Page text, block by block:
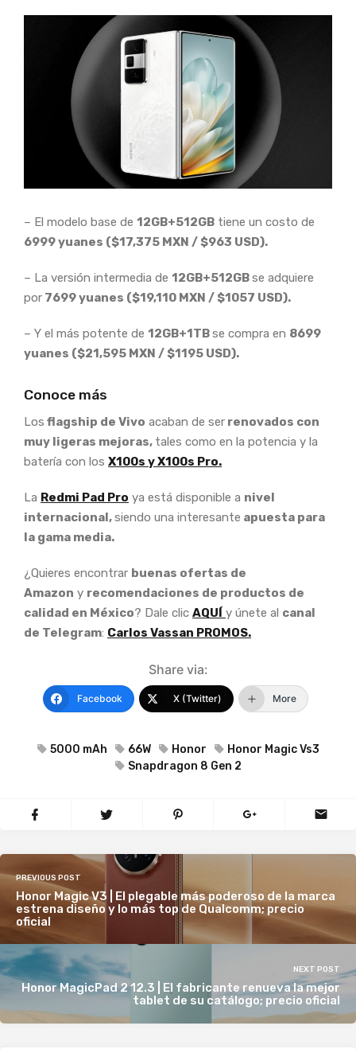
– El modelo base de 12GB+512GB tiene un costo de
6999 yuanes ($17,375 MXN / $963 USD).
– La versión intermedia de 12GB+512GBse adquiere
por 7699 yuanes ($19,110 MXN / $1057 USD).
– Y el más potente de 12GB+1TBse compra en 8699
yuanes ($21,595 MXN / $1195 USD).
Conoce más
Los flagship de Vivo acaban de ser renovados con
muy ligeras mejoras, tales como en la potencia y la
batería con los X100s y X100s Pro.
La Redmi Pad Pro ya está disponible a nivel
internacional,siendo una interesante apuesta para
la gama media.
¿Quieres encontrar buenas ofertas de
Amazon y recomendaciones de productos de
calidad en México? Dale clic AQUÍ y únete al canal
de Telegram: Carlos Vassan PROMOS.
Share via:
Facebook X (Twitter) More
5000 mAh 66W Honor
Honor Magic Vs3
Snapdragon 8 Gen 2
PREVIOUS POST
Honor Magic V3 | El plegable más poderoso de la marca
estrena diseño y lo más top de Qualcomm; precio
oficial
NEXT POST
Honor MagicPad 2 12.3 | El fabricante renueva la mejor
tablet de su catálogo; precio oficial